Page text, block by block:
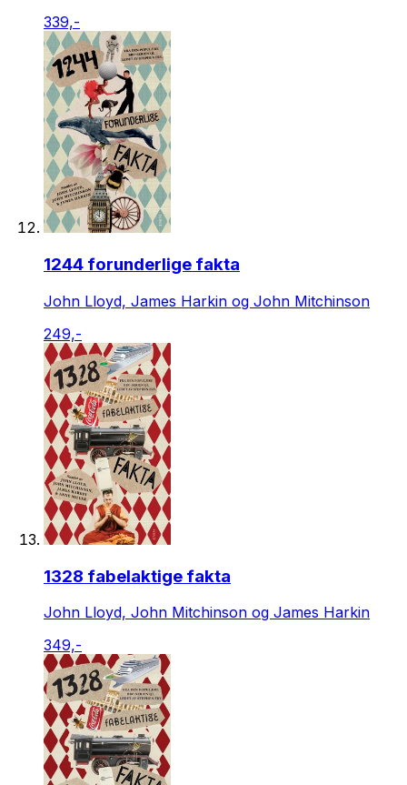
339,-
1244 forunderlige fakta
John Lloyd, James Harkin og John Mitchinson
249,-
1328 fabelaktige fakta
John Lloyd, John Mitchinson og James Harkin
349,-